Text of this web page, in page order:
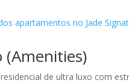
de ultra luxo com